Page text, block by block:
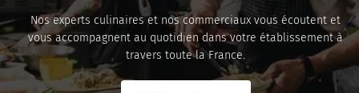
Nos experts culinaires et nos commerciaux vous écoutent et
vous accompagnent au quotidien dans votre établissement à
travers toute la France.